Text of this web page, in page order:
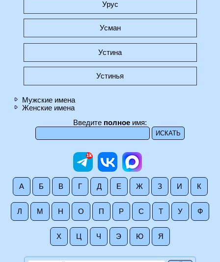
Урус
Усман
Устина
Устинья
Мужские имена
Женские имена
Введите полное имя:
А Б В Г Д Е Ж З И К
Л М Н О П Р С Т У Ф
Х Ц Ч Э Ю Я